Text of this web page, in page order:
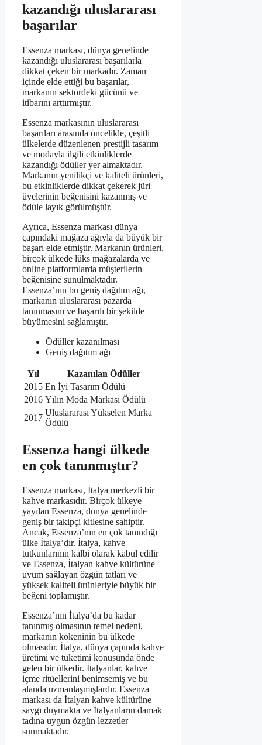
kazandığı uluslararası
başarılar
Essenza markası, dünya genelinde
kazandığı uluslararası başarılarla
dikkat çeken bir markadır. Zaman
içinde elde ettiği bu başarılar,
markanın sektördeki gücünü ve
itibarını arttırmıştır.
Essenza markasının uluslararası
başarıları arasında öncelikle, çeşitli
ülkelerde düzenlenen prestijli tasarım
ve modayla ilgili etkinliklerde
kazandığı ödüller yer almaktadır.
Markanın yenilikçi ve kaliteli ürünleri,
bu etkinliklerde dikkat çekerek jüri
üyelerinin beğenisini kazanmış ve
ödüle layık görülmüştür.
Ayrıca, Essenza markası dünya
çapındaki mağaza ağıyla da büyük bir
başarı elde etmiştir. Markanın ürünleri,
birçok ülkede lüks mağazalarda ve
online platformlarda müşterilerin
beğenisine sunulmaktadır.
Essenza’nın bu geniş dağıtım ağı,
markanın uluslararası pazarda
tanınmasını ve başarılı bir şekilde
büyümesini sağlamıştır.
Ödüller kazanılması
Geniş dağıtım ağı
Yıl
Kazanılan Ödüller
2015 En İyi Tasarım Ödülü
2016 Yılın Moda Markası Ödülü
2017
Uluslararası Yükselen Marka
Ödülü
Essenza hangi ülkede
en çok tanınmıştır?
Essenza markası, İtalya merkezli bir
kahve markasıdır. Birçok ülkeye
yayılan Essenza, dünya genelinde
geniş bir takipçi kitlesine sahiptir.
Ancak, Essenza’nın en çok tanındığı
ülke İtalya’dır. İtalya, kahve
tutkunlarının kalbi olarak kabul edilir
ve Essenza, İtalyan kahve kültürüne
uyum sağlayan özgün tatları ve
yüksek kaliteli ürünleriyle büyük bir
beğeni toplamıştır.
Essenza’nın İtalya’da bu kadar
tanınmış olmasının temel nedeni,
markanın kökeninin bu ülkede
olmasıdır. İtalya, dünya çapında kahve
üretimi ve tüketimi konusunda önde
gelen bir ülkedir. İtalyanlar, kahve
içme ritüellerini benimsemiş ve bu
alanda uzmanlaşmışlardır. Essenza
markası da İtalyan kahve kültürüne
saygı duymakta ve İtalyanların damak
tadına uygun özgün lezzetler
sunmaktadır.